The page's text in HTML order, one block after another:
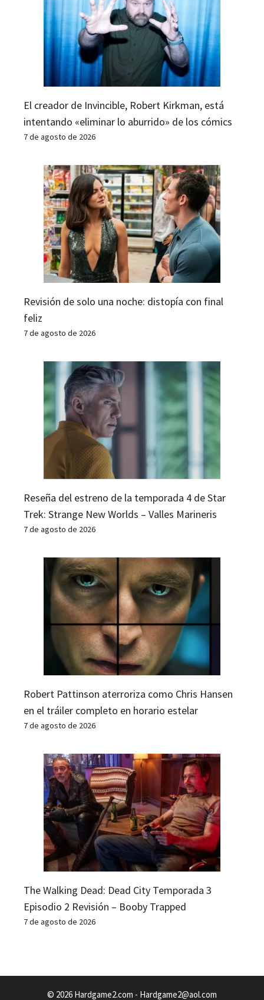
El creador de Invincible, Robert Kirkman, está
intentando «eliminar lo aburrido» de los cómics
7 de agosto de 2026
Revisión de solo una noche: distopía con final
feliz
7 de agosto de 2026
Reseña del estreno de la temporada 4 de Star
Trek: Strange New Worlds – Valles Marineris
7 de agosto de 2026
Robert Pattinson aterroriza como Chris Hansen
en el tráiler completo en horario estelar
7 de agosto de 2026
The Walking Dead: Dead City Temporada 3
Episodio 2 Revisión – Booby Trapped
7 de agosto de 2026
© 2026 Hardgame2.com - Hardgame2@aol.com